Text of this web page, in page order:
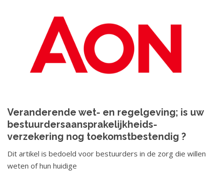
Veranderende wet- en regelgeving; is uw
bestuurdersaansprakelijkheids-
verzekering nog toekomstbestendig ?
Dit artikel is bedoeld voor bestuurders in de zorg die willen
weten of hun huidige